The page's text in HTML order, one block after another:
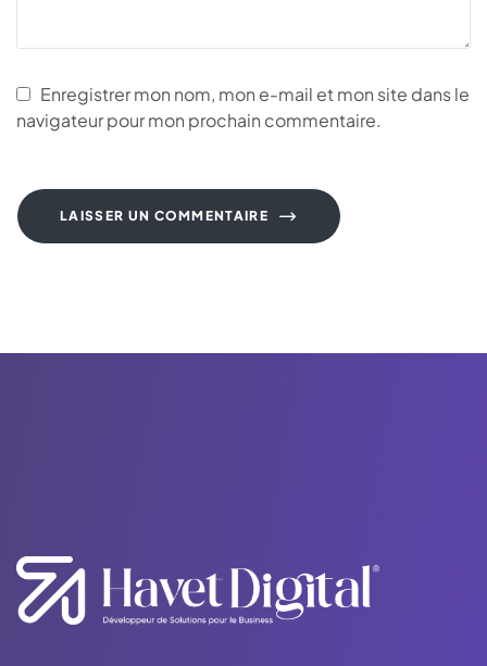
Enregistrer mon nom, mon e-mail et mon site dans le
navigateur pour mon prochain commentaire.
LAISSER UN COMMENTAIRE